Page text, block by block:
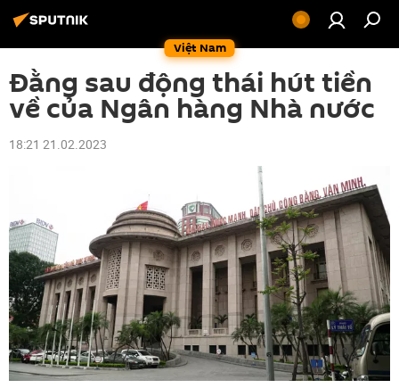
Việt Nam
Đằng sau động thái hút tiền
về của Ngân hàng Nhà nước
18:21 21.02.2023